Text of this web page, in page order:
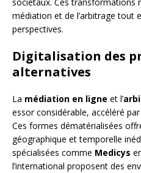
médiation et de l’arbitrage tout
perspectives.
Digitalisation des
alternatives
La médiation en ligne et l’
essor considérable, accéléré
Ces formes dématérialisées
géographique et temporelle
spécialisées comme Medicys
l’international proposent des